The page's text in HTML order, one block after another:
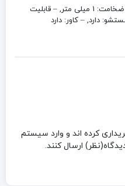
– ضخامت: 1 میلی‌ متر, – قابلیت
دارد, – کاور: دارد
کرده اند و وارد سیستم
ارسال کنند.